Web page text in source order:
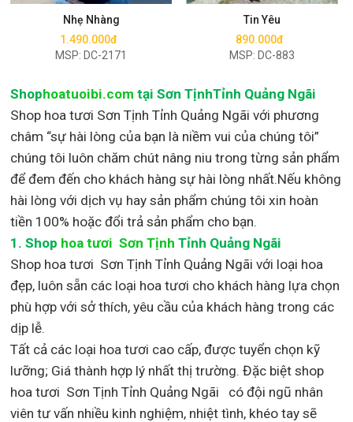
Nhẹ Nhàng
1.490.000đ
MSP: DC-2171
Tin Yêu
890.000đ
MSP: DC-883
Shophoatuoibi.com tại Sơn TịnhTỉnh Quảng Ngãi
Shop hoa tươi Sơn Tịnh Tỉnh Quảng Ngãi với phương
châm “sự hài lòng của bạn là niềm vui của chúng tôi”
chúng tôi luôn chăm chút nâng niu trong từng sản phẩm
để đem đến cho khách hàng sự hài lòng nhất.Nếu không
hài lòng với dịch vụ hay sản phẩm chúng tôi xin hoàn
tiền 100% hoặc đổi trả sản phẩm cho bạn.
1.Shop hoa tươi Sơn Tịnh Tỉnh Quảng Ngãi
Shop hoa tươi Sơn Tịnh Tỉnh Quảng Ngãi với loại hoa
đẹp, luôn sẵn các loại hoa tươi cho khách hàng lựa chọn
phù hợp với sở thích, yêu cầu của khách hàng trong các
dịp lễ.
Tất cả các loại hoa tươi cao cấp, được tuyển chọn kỹ
lưỡng; Giá thành hợp lý nhất thị trường. Đặc biệt shop
hoa tươi Sơn Tịnh Tỉnh Quảng Ngãi
có đội ngũ nhân
viên tư vấn nhiều kinh nghiệm, nhiệt tình, khéo tay sẽ